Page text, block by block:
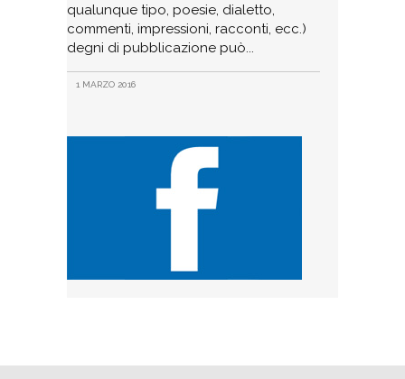
qualunque tipo, poesie, dialetto,
commenti, impressioni, racconti, ecc.)
degni di pubblicazione può
1 MARZO 2016